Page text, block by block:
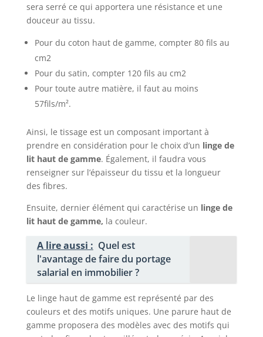
sera serré ce qui apportera une résistance et une
douceur au tissu.
Pour du coton haut de gamme, compter 80 fils au
cm2
Pour du satin, compter 120 fils au cm2
Pour toute autre matière, il faut au moins
57fils/m².
Ainsi, le tissage est un composant important à
prendre en considération pour le choix d’un linge de
lit haut de gamme. Également, il faudra vous
renseigner sur l’épaisseur du tissu et la longueur
des fibres.
Ensuite, dernier élément qui caractérise un linge de
lit haut de gamme, la couleur.
A lire aussi : Quel est
l'avantage de faire du portage
salarial en immobilier ?
Le linge haut de gamme est représenté par des
couleurs et des motifs uniques. Une parure haut de
gamme proposera des modèles avec des motifs qui